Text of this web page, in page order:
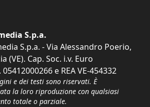
S.p.a.
S.p.a. - Via Alessandro Poerio,
(VE). Cap. Soc. i.v. Euro
05412000266 e REA VE-454332
e dei testi sono riservati. È
la loro riproduzione con qualsiasi
totale o parziale.